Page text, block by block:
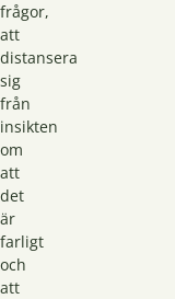
frågor,
att
distansera
sig
från
insikten
om
att
det
är
farligt
och
att